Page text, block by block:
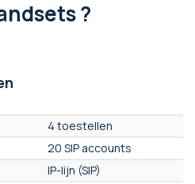
?
4 toestellen
20 SIP accounts
IP-lijn (SIP)